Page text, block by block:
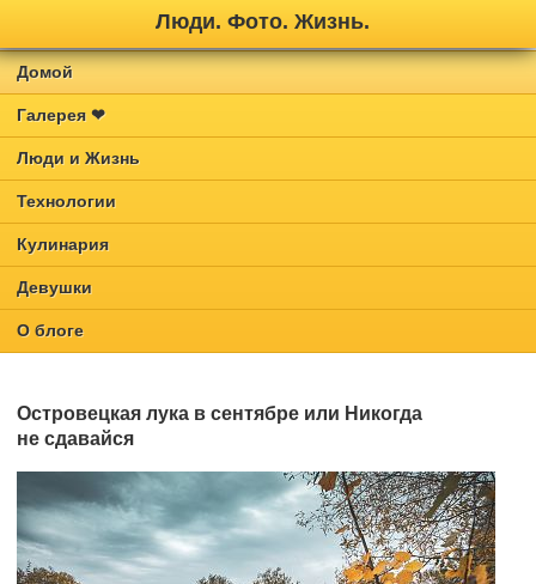
Люди. Фото. Жизнь.
Домой
Галерея ❤
Люди и Жизнь
Технологии
Кулинария
Девушки
О блоге
Островецкая лука в сентябре или Никогда
не сдавайся